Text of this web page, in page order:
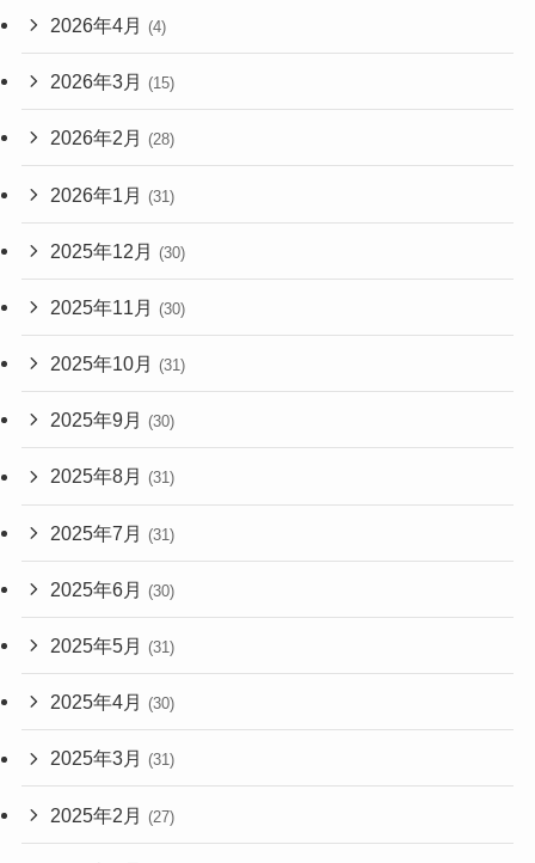
2026年4月 (4)
2026年3月 (15)
2026年2月 (28)
2026年1月 (31)
2025年12月 (30)
2025年11月 (30)
2025年10月 (31)
2025年9月 (30)
2025年8月 (31)
2025年7月 (31)
2025年6月 (30)
2025年5月 (31)
2025年4月 (30)
2025年3月 (31)
2025年2月 (27)